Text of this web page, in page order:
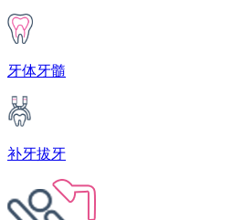
牙体牙髓
补牙拔牙